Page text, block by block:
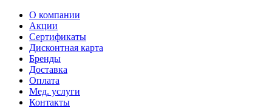
О компании
Акции
Сертификаты
Дисконтная карта
Бренды
Доставка
Оплата
Мед. услуги
Контакты